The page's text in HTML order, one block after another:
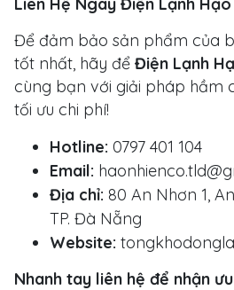
Để đảm bảo sản phẩm của
tốt nhất, hãy để Điện Lạnh
cùng bạn với giải pháp hầm
tối ưu chi phí!
Hotline: 0797 401 104
Email:
Địa chỉ: 80 An Nhơn 1,
TP. Đà Nẵng
Website:
Nhanh tay liên hệ để nhận